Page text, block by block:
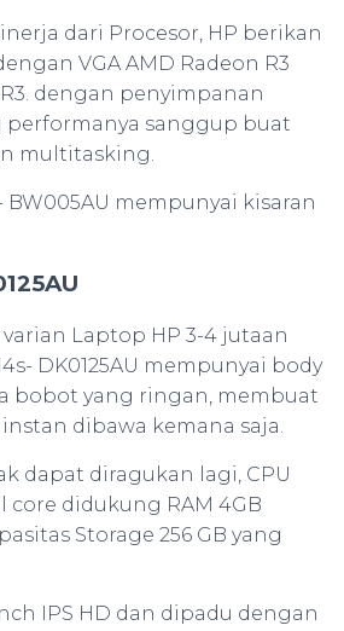
dari Procesor, HP berikan
VGA AMD Radeon R3
dengan penyimpanan
performanya sanggup buat
multitasking.
BW005AU mempunyai kisaran
Laptop HP 3-4 jutaan
DK0125AU mempunyai body
bobot yang ringan, membuat
dibawa kemana saja.
dapat diragukan lagi, CPU
core didukung RAM 4GB
Storage 256 GB yang
IPS HD dan dipadu dengan